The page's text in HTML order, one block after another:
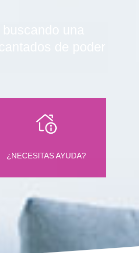
una
de poder
¿NECESITAS AYUDA?